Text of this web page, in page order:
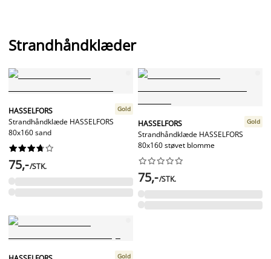
Strandhåndklæder
HASSELFORS
Strandhåndklæde HASSELFORS
80x160 sand
Gold






75,-/STK.
HASSELFORS
Strandhåndklæde HASSELFORS
80x160 støvet blomme
Gold






75,-/STK.
Gold